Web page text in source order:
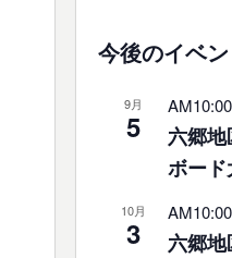
今後のイベン
9月
5
AM10:00
六郷
ボード
10月
3
AM10:00
六郷